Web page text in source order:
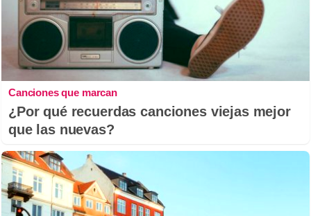
Canciones que marcan
¿Por qué recuerdas canciones viejas mejor
que las nuevas?